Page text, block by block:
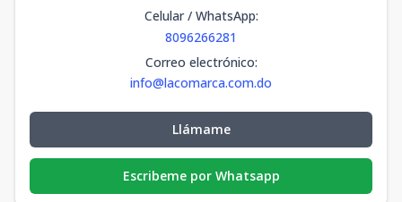
Celular / WhatsApp:
8096266281
Correo electrónico:
info@lacomarca.com.do
Llámame
Escribeme por Whatsapp